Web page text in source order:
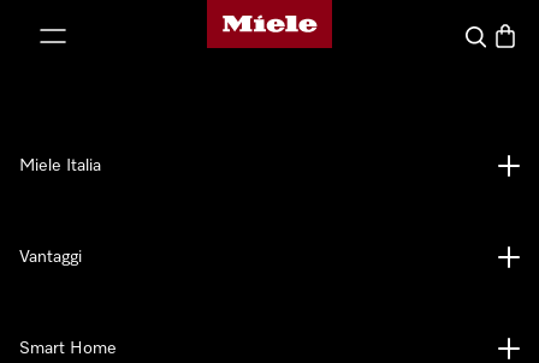
Homepage di Miele
Cerca
Miele Italia
Vantaggi
Smart Home